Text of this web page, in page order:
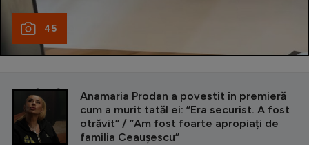
45
CITEȘTE ȘI
Anamaria Prodan a povestit în premieră
cum a murit tatăl ei: ”Era securist. A fost
otrăvit” / ”Am fost foarte apropiați de
familia Ceaușescu”